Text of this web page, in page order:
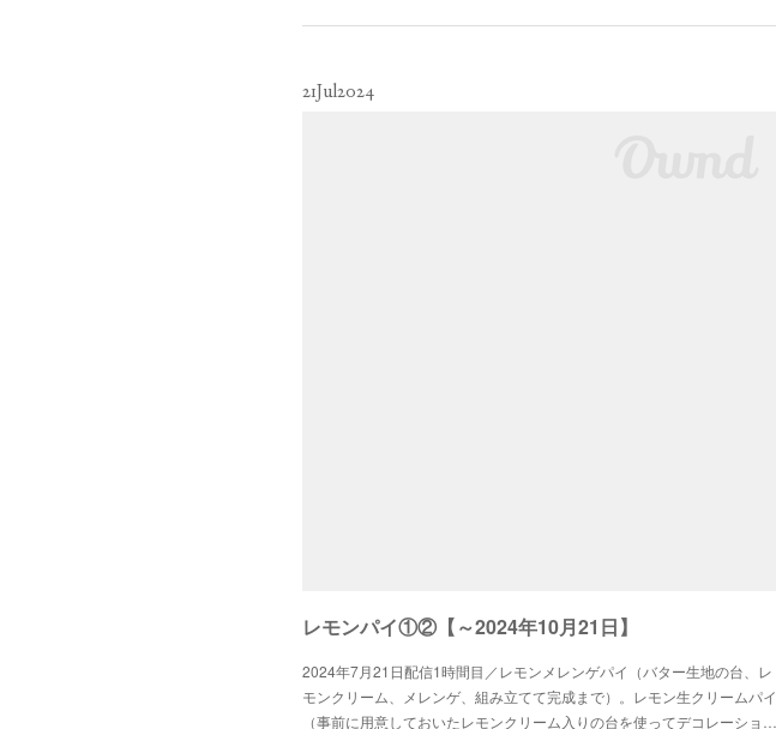
21Jul2024
レモンパイ①②【～2024年10月21日】
2024年7月21日配信1時間目／レモンメレンゲパイ（バター生地の台、レ
モンクリーム、メレンゲ、組み立てて完成まで）。レモン生クリームパイ
（事前に用意しておいたレモンクリーム入りの台を使ってデコレーショ…